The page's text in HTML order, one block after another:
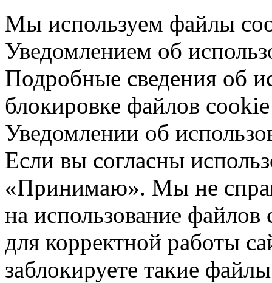
Мы используем файлы
Уведомлением об
Подробные сведения об
блокировке файлов
Уведомлении об
Если вы согласны
«Принимаю». Мы не
на использование
для корректной работы
заблокируете такие